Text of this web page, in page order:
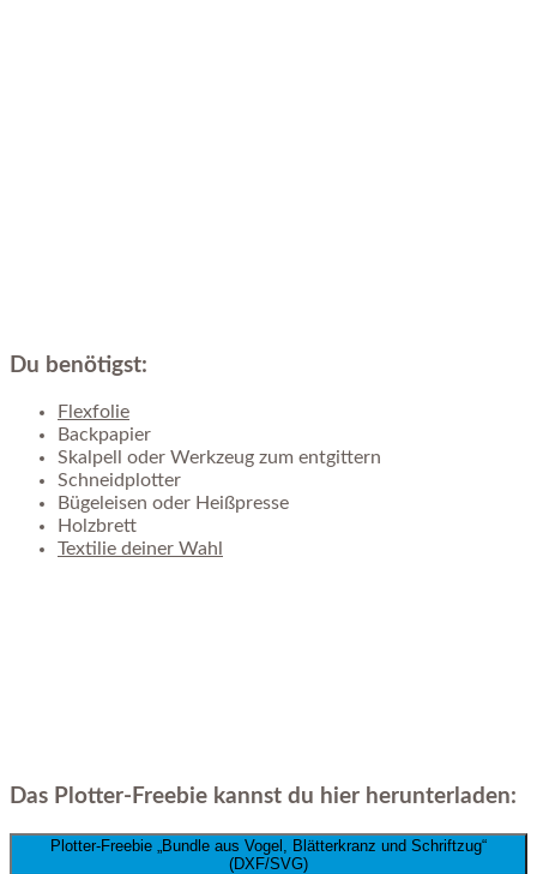
Du benötigst:
Flexfolie
Backpapier
Skalpell oder Werkzeug zum entgittern
Schneidplotter
Bügeleisen oder Heißpresse
Holzbrett
Textilie deiner Wahl
Das Plotter-Freebie kannst du hier herunterladen:
Plotter-Freebie „Bundle aus Vogel, Blätterkranz und Schriftzug“
(DXF/SVG)